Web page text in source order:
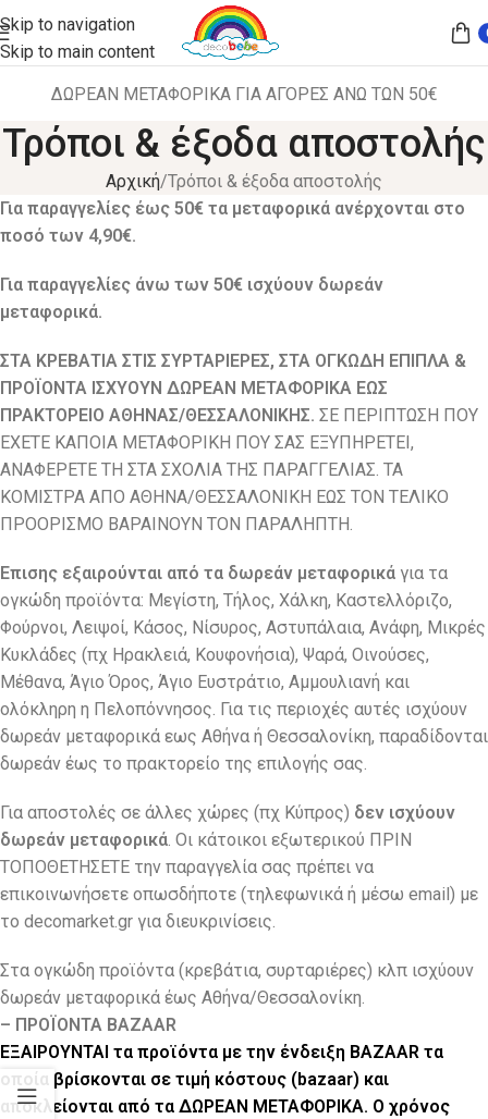
Skip to navigation
Skip to main content
ΔΩΡΕΑΝ ΜΕΤΑΦΟΡΙΚΑ ΓΙΑ ΑΓΟΡΕΣ ΑΝΩ ΤΩΝ 50€
Τρόποι & έξοδα αποστολής
Αρχική Τρόποι & έξοδα αποστολής
Για παραγγελίες έως 50€ τα μεταφορικά ανέρχονται στο
ποσό των 4,90€.
Για παραγγελίες άνω των 50€ ισχύουν δωρεάν
μεταφορικά.
ΣΤΑ ΚΡΕΒΑΤΙΑ ΣΤΙΣ ΣΥΡΤΑΡΙΕΡΕΣ, ΣΤΑ ΟΓΚΩΔΗ ΕΠΙΠΛΑ &
ΠΡΟΪΟΝΤΑ ΙΣΧΥΟΥΝ ΔΩΡΕΑΝ ΜΕΤΑΦΟΡΙΚΑ ΕΩΣ
ΠΡΑΚΤΟΡΕΙΟ ΑΘΗΝΑΣ/ΘΕΣΣΑΛΟΝΙΚΗΣ. ΣΕ ΠΕΡΙΠΤΩΣΗ ΠΟΥ
ΕΧΕΤΕ ΚΑΠΟΙΑ ΜΕΤΑΦΟΡΙΚΗ ΠΟΥ ΣΑΣ ΕΞΥΠΗΡΕΤΕΙ,
ΑΝΑΦΕΡΕΤΕ ΤΗ ΣΤΑ ΣΧΟΛΙΑ ΤΗΣ ΠΑΡΑΓΓΕΛΙΑΣ. ΤΑ
ΚΟΜΙΣΤΡΑ ΑΠΟ ΑΘΗΝΑ/ΘΕΣΣΑΛΟΝΙΚΗ ΕΩΣ ΤΟΝ ΤΕΛΙΚΟ
ΠΡΟΟΡΙΣΜΟ ΒΑΡΑΙΝΟΥΝ ΤΟΝ ΠΑΡΑΛΗΠΤΗ.
Επισης εξαιρούνται από τα δωρεάν μεταφορικά για τα
ογκώδη προϊόντα: Μεγίστη, Τήλος, Χάλκη, Καστελλόριζο,
Φούρνοι, Λειψοί, Κάσος, Νίσυρος, Αστυπάλαια, Ανάφη, Μικρές
Κυκλάδες (πχ Ηρακλειά, Κουφονήσια), Ψαρά, Οινούσες,
Μέθανα, Άγιο Όρος, Άγιο Ευστράτιο, Αμμουλιανή και
ολόκληρη η Πελοπόννησος. Για τις περιοχές αυτές ισχύουν
δωρεάν μεταφορικά εως Αθήνα ή Θεσσαλονίκη, παραδίδονται
δωρεάν έως το πρακτορείο της επιλογής σας.
Για αποστολές σε άλλες χώρες (πχ Κύπρος) δεν ισχύουν
δωρεάν μεταφορικά. Οι κάτοικοι εξωτερικού ΠΡΙΝ
ΤΟΠΟΘΕΤΗΣΕΤΕ την παραγγελία σας πρέπει να
επικοινωνήσετε οπωσδήποτε (τηλεφωνικά ή μέσω email) με
το decomarket.gr για διευκρινίσεις.
Στα ογκώδη προϊόντα (κρεβάτια, συρταριέρες) κλπ ισχύουν
δωρεάν μεταφορικά έως Αθήνα/Θεσσαλονίκη.
– ΠΡΟΪΟΝΤΑ BAZAAR
ΕΞΑΙΡΟΥΝΤΑΙ τα προϊόντα με την ένδειξη BAZAAR τα
οποία βρίσκονται σε τιμή κόστους (bazaar) και
αποκλείονται από τα ΔΩΡΕΑΝ ΜΕΤΑΦΟΡΙΚΑ. Ο χρόνος